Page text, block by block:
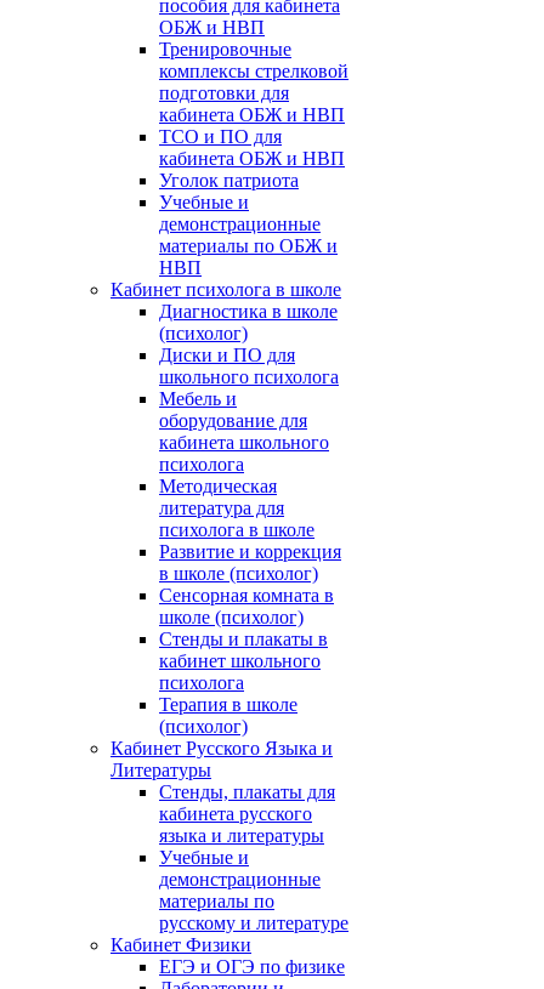
пособия для кабинета
ОБЖ и НВП
Тренировочные
комплексы стрелковой
подготовки для
кабинета ОБЖ и НВП
ТСО и ПО для
кабинета ОБЖ и НВП
Уголок патриота
Учебные и
демонстрационные
материалы по ОБЖ и
НВП
Кабинет психолога в школе
Диагностика в школе
(психолог)
Диски и ПО для
школьного психолога
Мебель и
оборудование для
кабинета школьного
психолога
Методическая
литература для
психолога в школе
Развитие и коррекция
в школе (психолог)
Сенсорная комната в
школе (психолог)
Стенды и плакаты в
кабинет школьного
психолога
Терапия в школе
(психолог)
Кабинет Русского Языка и
Литературы
Стенды, плакаты для
кабинета русского
языка и литературы
Учебные и
демонстрационные
материалы по
русскому и литературе
Кабинет Физики
ЕГЭ и ОГЭ по физике